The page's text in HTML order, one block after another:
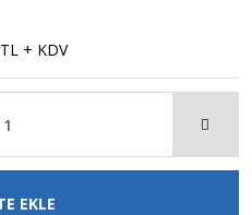
+ KDV
EKLE